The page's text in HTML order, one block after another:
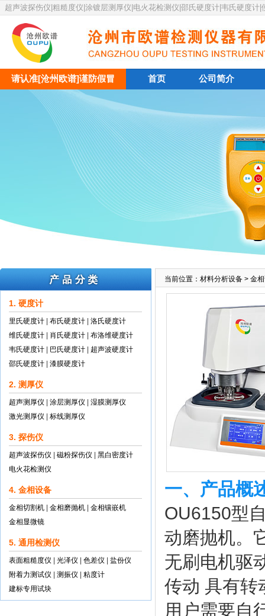
超声波探伤仪|粗糙度仪|涂镀层测厚仪|电火花检测仪|邵氏硬度计|韦氏硬度计|
请认准[沧州欧谱]谨防假冒 首页 公司简介
1. 硬度计
里氏硬度计 布氏硬度计
洛氏硬度计
维氏硬度计
肖氏硬度计
布洛维硬度计
韦氏硬度计
巴氏硬度计
超声波硬度计
邵氏硬度计
漆膜硬度计
2. 测厚仪
超声测厚仪 涂层测厚仪
湿膜测厚仪
激光测厚仪
标线测厚仪
3. 探伤仪
超声波探伤仪 磁粉探伤仪
黑白密度计
电火花检测仪
4. 金相设备
金相切割机 金相磨抛机
金相镶嵌机
金相显微镜
5. 通用检测仪
表面粗糙度仪 光泽仪 色差仪
盐份仪
附着力测试仪
测振仪
粘度计
建标专用试块
当前位置： 材料分析设备 > 金
一、产品概
OU6150型
动磨抛机。
无刷电机驱
传动 具有转
用户需要自